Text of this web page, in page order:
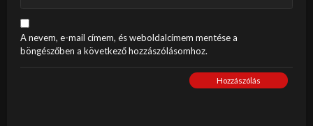
A nevem, e-mail címem, és weboldalcímem mentése a
böngészőben a következő hozzászólásomhoz.
Hozzászólás